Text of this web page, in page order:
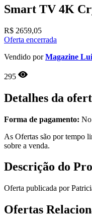
Smart TV 4K
R$ 2659,05
Oferta encerrada
Vendido porMagazine
295
Detalhes da
Forma de pagamento:
As Ofertas são por tempo
sobre a venda.
Descrição do
Oferta publicada por
Ofertas